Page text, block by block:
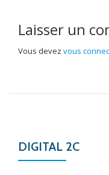
Laisser un
Vous devez vous
DIGITAL 2C